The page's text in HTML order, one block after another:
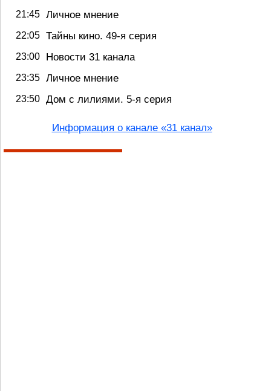
21:45 Личное мнение
22:05 Тайны кино. 49-я серия
23:00 Новости 31 канала
23:35 Личное мнение
23:50 Дом с лилиями. 5-я серия
Информация о канале «31 канал»